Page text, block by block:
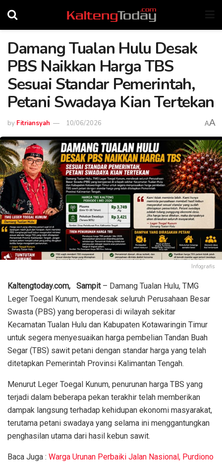
Damang Tualan Hulu Desak
PBS Naikkan Harga TBS
Sesuai Standar Pemerintah,
Petani Swadaya Kian Tertekan
by Fitriansyah 10/06/2026 AA
Infografis
Kaltengtoday.com, Sampit– Damang Tualan Hulu, TMG
Leger Toegal Kunum, mendesak seluruh Perusahaan Besar
Swasta (PBS) yang beroperasi di wilayah sekitar
Kecamatan Tualan Hulu dan Kabupaten Kotawaringin Timur
untuk segera menyesuaikan harga pembelian Tandan Buah
Segar (TBS) sawit petani dengan standar harga yang telah
ditetapkan Pemerintah Provinsi Kalimantan Tengah.
Menurut Leger Toegal Kunum, penurunan harga TBS yang
terjadi dalam beberapa pekan terakhir telah memberikan
dampak langsung terhadap kehidupan ekonomi masyarakat,
terutama petani swadaya yang selama ini menggantungkan
penghasilan utama dari hasil kebun sawit.
Baca Juga : Warga Urunan Perbaiki Jalan Nasional, Purdiono